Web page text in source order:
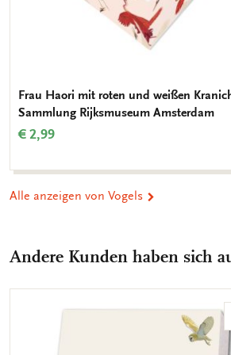
Frau Haori mit roten und weißen
Sammlung Rijksmuseum Amsterdam
€ 2,99
Alle anzeigen von Vogels
Andere Kunden haben sich